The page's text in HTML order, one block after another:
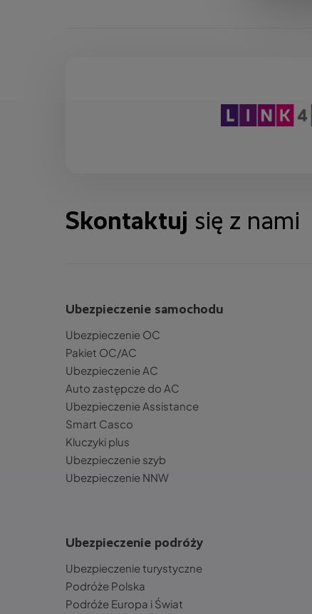
Skontaktuj się z nami
Ubezpieczenie samochodu
Ubezpieczenie OC
Pakiet OC/AC
Ubezpieczenie AC
Auto zastępcze do AC
Ubezpieczenie Assistance
Smart Casco
Kluczyki plus
Ubezpieczenie szyb
Ubezpieczenie NNW
Ubezpieczenie podróży
Ubezpieczenie turystyczne
Podróże Polska
Podróże Europa i Świat